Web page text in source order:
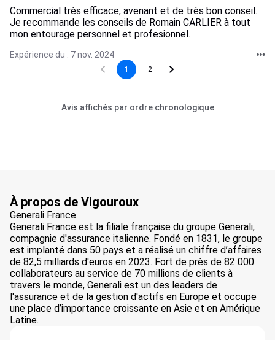
Commercial très efficace, avenant et de très bon conseil.
Je recommande les conseils de Romain CARLIER à tout
mon entourage personnel et profesionnel.
Expérience du : 7 nov. 2024
1 2
Avis affichés par ordre chronologique
À propos de Vigouroux
Generali France
Generali France est la filiale française du groupe Generali,
compagnie d'assurance italienne. Fondé en 1831, le groupe
est implanté dans 50 pays et a réalisé un chiffre d’affaires
de 82,5 milliards d'euros en 2023. Fort de près de 82 000
collaborateurs au service de 70 millions de clients à
travers le monde, Generali est un des leaders de
l'assurance et de la gestion d'actifs en Europe et occupe
une place d’importance croissante en Asie et en Amérique
Latine.